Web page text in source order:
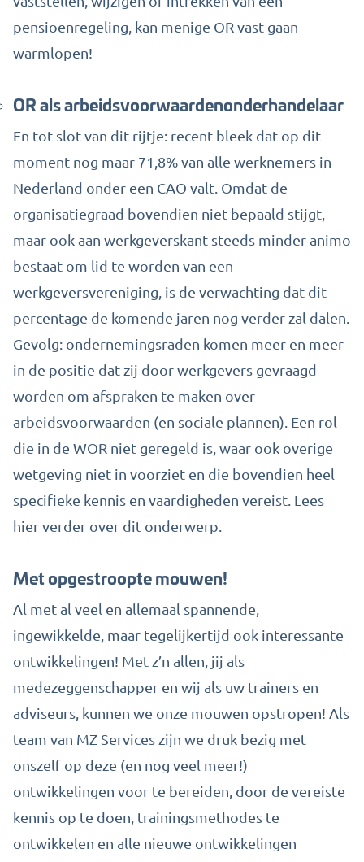
pensioenregeling, kan menige OR vast gaan
warmlopen!
OR als arbeidsvoorwaardenonderhandelaar
En tot slot van dit rijtje: recent bleek dat op dit
moment nog maar 71,8% van alle werknemers in
Nederland onder een CAO valt. Omdat de
organisatiegraad bovendien niet bepaald stijgt,
maar ook aan werkgeverskant steeds minder animo
bestaat om lid te worden van een
werkgeversvereniging, is de verwachting dat dit
percentage de komende jaren nog verder zal dalen.
Gevolg: ondernemingsraden komen meer en meer
in de positie dat zij door werkgevers gevraagd
worden om afspraken te maken over
arbeidsvoorwaarden (en sociale plannen). Een rol
die in de WOR niet geregeld is, waar ook overige
wetgeving niet in voorziet en die bovendien heel
specifieke kennis en vaardigheden vereist. Lees
hierverder over dit onderwerp.
Met opgestroopte mouwen!
Al met al veel en allemaal spannende,
ingewikkelde, maar tegelijkertijd ook interessante
ontwikkelingen! Met z’n allen, jij als
medezeggenschapper en wij als uw trainers en
adviseurs, kunnen we onze mouwen opstropen! Als
team van MZ Services zijn we druk bezig met
onszelf op deze (en nog veel meer!)
ontwikkelingen voor te bereiden, door de vereiste
kennis op te doen, trainingsmethodes te
ontwikkelen en alle nieuwe ontwikkelingen